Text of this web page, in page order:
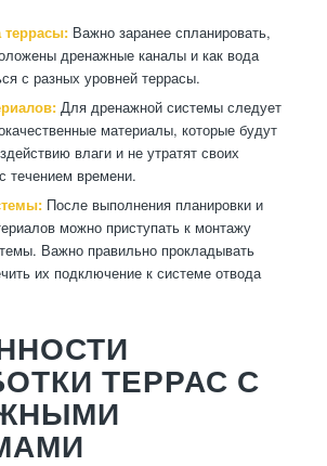
террасы:Важно заранее спланировать,
дренажные каналы и как вода
с разных уровней террасы.
Для дренажной системы следует
материалы, которые будут
влаги и не утратят своих
течением времени.
После выполнения планировки и
можно приступать к монтажу
Важно правильно прокладывать
их подключение к системе отвода
ТЕРРАС С